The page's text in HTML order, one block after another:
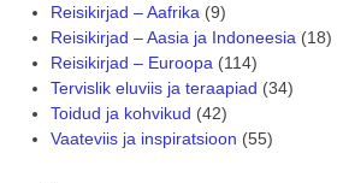
Reisikirjad – Aafrika (9)
Reisikirjad – Aasia ja Indoneesia (18)
Reisikirjad – Euroopa (114)
Tervislik eluviis ja teraapiad (34)
Toidud ja kohvikud (42)
Vaateviis ja inspiratsioon (55)